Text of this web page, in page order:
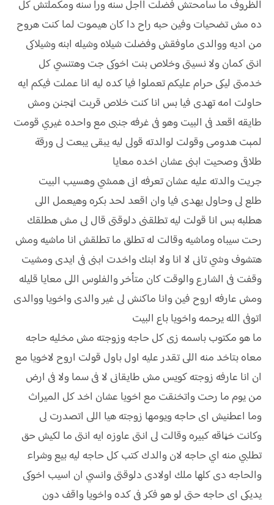
الظروف ما سامحتش فضلت ااجل سنه ورا سنه ومكملتش كل
ده مش تضحيات وفين حبه راح دا كان ھيموت لما كنت هروح
من اديه ووالدى ماوفقش وفضلت شيلاه وشيله ابنه وشيلاكى
انتى كمان ولا نسيتى وخلاص بنت اخوكى جت وهتنسي كل
خدمتى ليكى حرام عليكم تعملوا فيا كده ليه انا عملت فيكم ايه
حاولت امه تهدى فيا بس انا كنت خلاص قربت اټجنن ومش
طايقه اقعد فى البيت وهو فى غرفه جنبى مع واحده غيري قومت
لمېت هدومى وقولت لوالدته قولى ليه يبقى يبعت لى ورقة
طلاقى وصحيت ابنى عشان اخده معايا
جريت والدته عليه عشان تعرفه انى همشي وهسيب البيت
طلع لى وحاول يهدى فيا وان اقعد لحد بكره وهيعمل اللى
هطلبه بس انا قولت ليه تطلقنى دلوقتى قال لى مش هطلقك
رحت سيباه وماشيه وقالت له تطلق ما تطلقش انا ماشيه ومش
هتشوف وشي تانى لا انا ولا ابنك واخدت ابنى فى ايدى ومشيت
وقفت فى الشارع والوقت كان متأخر والفلوس اللى معايا قليله
ومش عارفه اروح فين وانا ماكنش لى غير والدى واخويا ووالدى
اتوفى الله يرحمه واخويا باع البيت
ما هو مكتوب باسمه زى كل حاجه وزوجته مش مخليه حاجه
معاه بتاخد منه اللى تقدر عليه اول باول قولت اروح لاخويا مع
ان انا عارفه زوجته كويس مش طايقانى لا فى سما ولا فى ارض
من يوم ما رحت واتخنقت مع اخويا عشان اخد كل الميراث
وما اعطنيش اى حاجه ويومها زوجته هيا اللى اتصدرت لى
وكانت خڼاقه كبيره وقالت لى انتى عاوزه ايه انتى ما لكيش حق
تطلبي منه اي حاجه لان والدك كتب كل حاجه ليه بيع وشراء
والحاجه دى كلها ملك اولادى دلوقتى وانسي ان اسيب اخوكى
يديكى اى حاجه حتى لو هو فكر فى كده واخويا واقف دون